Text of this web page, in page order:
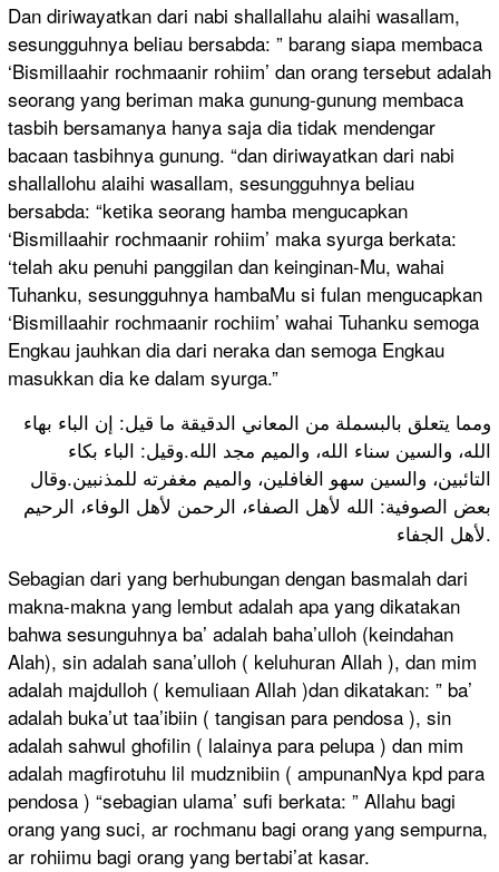
Dan diriwayatkan dari nabi shallallahu alaihi wasallam,
sesungguhnya beliau bersabda: ” barang siapa membaca
‘Bismillaahir rochmaanir rohiim’ dan orang tersebut adalah
seorang yang beriman maka gunung-gunung membaca
tasbih bersamanya hanya saja dia tidak mendengar
bacaan tasbihnya gunung. “dan diriwayatkan dari nabi
shallallohu alaihi wasallam, sesungguhnya beliau
bersabda: “ketika seorang hamba mengucapkan
‘Bismillaahir rochmaanir rohiim’ maka syurga berkata:
‘telah aku penuhi panggilan dan keinginan-Mu, wahai
Tuhanku, sesungguhnya hambaMu si fulan mengucapkan
‘Bismillaahir rochmaanir rochiim’ wahai Tuhanku semoga
Engkau jauhkan dia dari neraka dan semoga Engkau
masukkan dia ke dalam syurga.”
ومما يتعلق بالبسملة من المعاني الدقيقة ما قيل: إن الباء بهاء
الله، والسين سناء الله، والميم مجد الله.وقيل: الباء بكاء
التائبين، والسين سهو الغافلين، والميم مغفرته للمذنبين.وقال
بعض الصوفية: الله لأهل الصفاء، الرحمن لأهل الوفاء، الرحيم
لأهل الجفاء.
Sebagian dari yang berhubungan dengan basmalah dari
makna-makna yang lembut adalah apa yang dikatakan
bahwa sesunguhnya ba’ adalah baha’ulloh (keindahan
Alah), sin adalah sana’ulloh ( keluhuran Allah ), dan mim
adalah majdulloh ( kemuliaan Allah )dan dikatakan: ” ba’
adalah buka’ut taa’ibiin ( tangisan para pendosa ), sin
adalah sahwul ghofilin ( lalainya para pelupa ) dan mim
adalah magfirotuhu lil mudznibiin ( ampunanNya kpd para
pendosa ) “sebagian ulama’ sufi berkata: ” Allahu bagi
orang yang suci, ar rochmanu bagi orang yang sempurna,
ar rohiimu bagi orang yang bertabi’at kasar.